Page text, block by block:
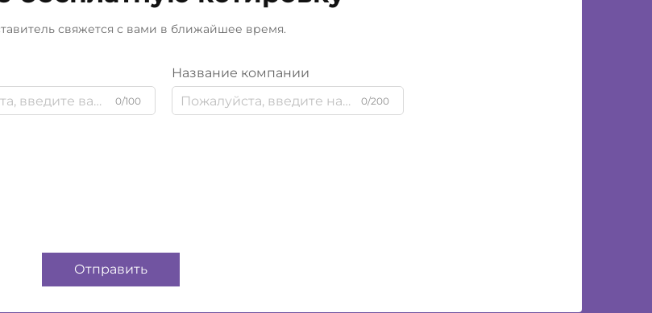
свяжется с вами в ближайшее время.
0/100
Название компании
0/200
Отправить